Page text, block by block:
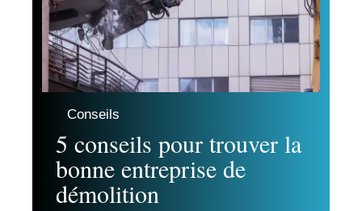
Conseils
5 conseils pour trouver la
bonne entreprise de
démolition